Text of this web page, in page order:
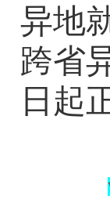
异地
跨省
日起